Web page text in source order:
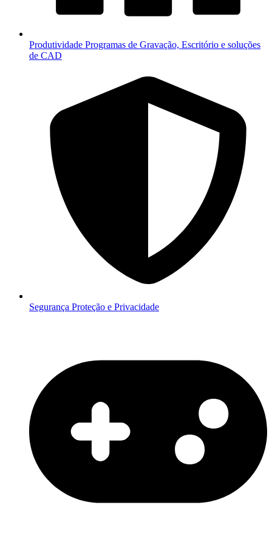
Produtividade Programas de Gravação, Escritório e soluções
de CAD
Segurança Proteção e Privacidade